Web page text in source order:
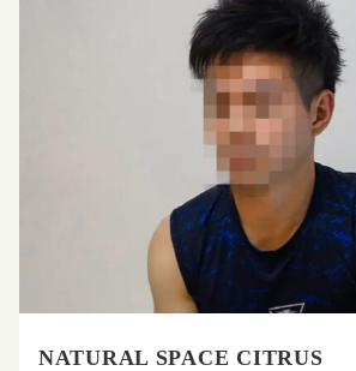
NATURAL SPACE CITRUS